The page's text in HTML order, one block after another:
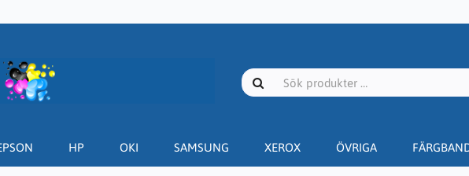
HP OKI SAMSUNG XEROX ÖVRIGA